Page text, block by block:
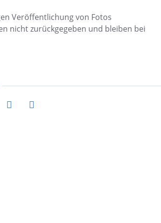
Veröffentlichung von Fotos
nicht zurückgegeben und bleiben bei